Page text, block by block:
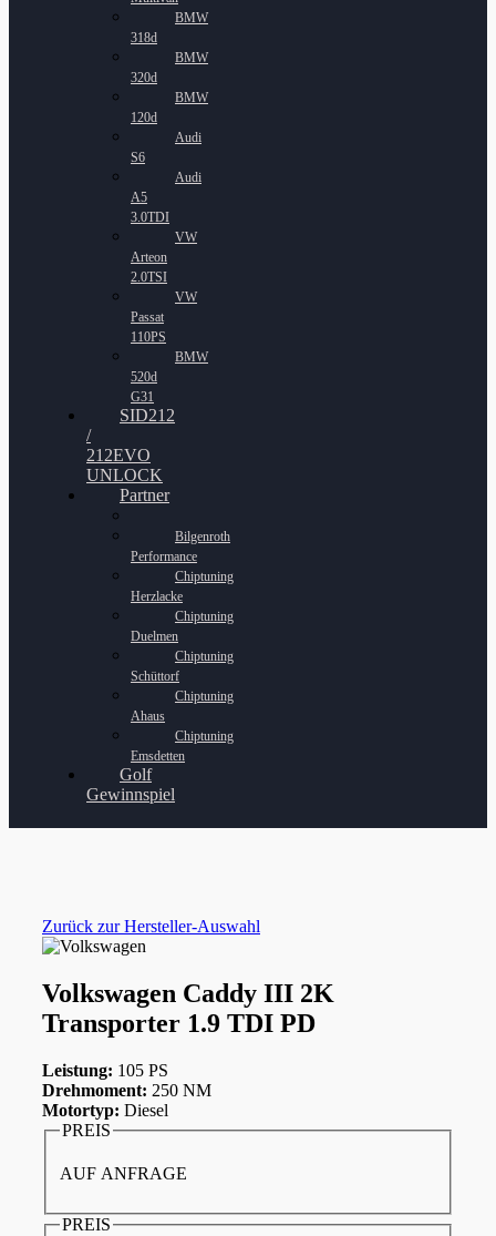
BMW
318d
BMW
320d
BMW
120d
Audi
S6
Audi
A5
3.0TDI
VW
Arteon
2.0TSI
VW
Passat
110PS
BMW
520d
G31
SID212
/
212EVO
UNLOCK
Partner
Bilgenroth
Performance
Chiptuning
Herzlacke
Chiptuning
Duelmen
Chiptuning
Schüttorf
Chiptuning
Ahaus
Chiptuning
Emsdetten
Golf
Gewinnspiel
Zurück zur Hersteller-Auswahl
Volkswagen Caddy III 2K
Transporter 1.9 TDI PD
Leistung: 105 PS
Drehmoment: 250 NM
Motortyp: Diesel
PREIS
AUF ANFRAGE
PREIS